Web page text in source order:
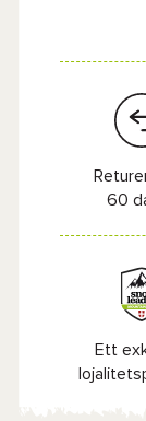
60
Ett